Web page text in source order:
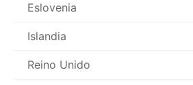
Eslovenia
Islandia
Reino Unido